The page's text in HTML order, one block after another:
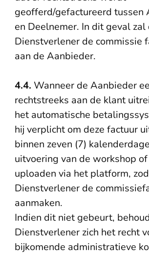
geofferd/gefactureerd tussen
en Deelnemer. In dit geval zal
Dienstverlener de commissie
aan de Aanbieder.
4.4. Wanneer de Aanbieder
rechtstreeks aan de klant
het automatische
hij verplicht om deze factuur
binnen zeven (7)
uitvoering van de workshop
uploaden via het platform,
Dienstverlener de
aanmaken.
Indien dit niet gebeurt,
Dienstverlener zich het recht
bijkomende administratieve